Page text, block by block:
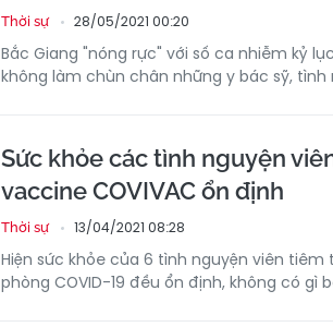
Thời sự 28/05/2021 00:20
Bắc Giang "nóng rực" với số ca nhiễm kỷ
không làm chùn chân những y bác sỹ,
Sức khỏe các tình nguyện
vaccine COVIVAC ổn định
Thời sự 13/04/2021 08:28
Hiện sức khỏe của 6 tình nguyện viên tiêm
phòng COVID-19 đều ổn định, không có gì